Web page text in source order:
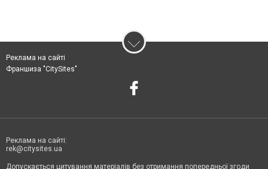
Реклама на сайті
Франшиза "CitySites"
Реклама на сайті:
rek@citysites.ua
Допускається цитування матеріалів без отримання попередньої згоди